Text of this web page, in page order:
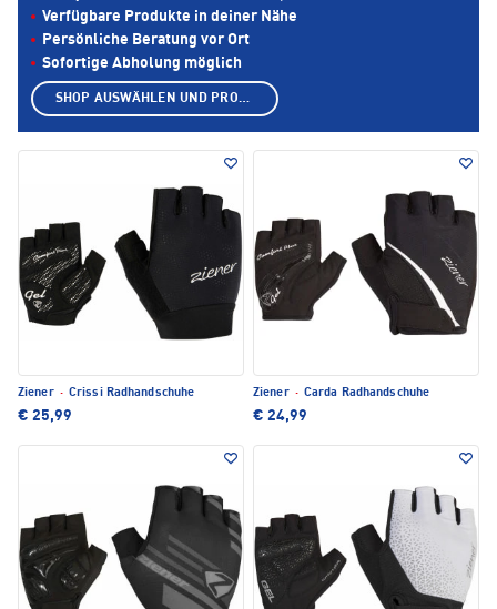
Ziener · Crissi Radhandschuhe
€ 25,99
Ziener · Carda Radhandschuhe
€ 24,99
Verfügbare Produkte in deiner Nähe
Persönliche Beratung vor Ort
Sofortige Abholung möglich
SHOP AUSWÄHLEN UND PRODUKTE ANZEIGEN